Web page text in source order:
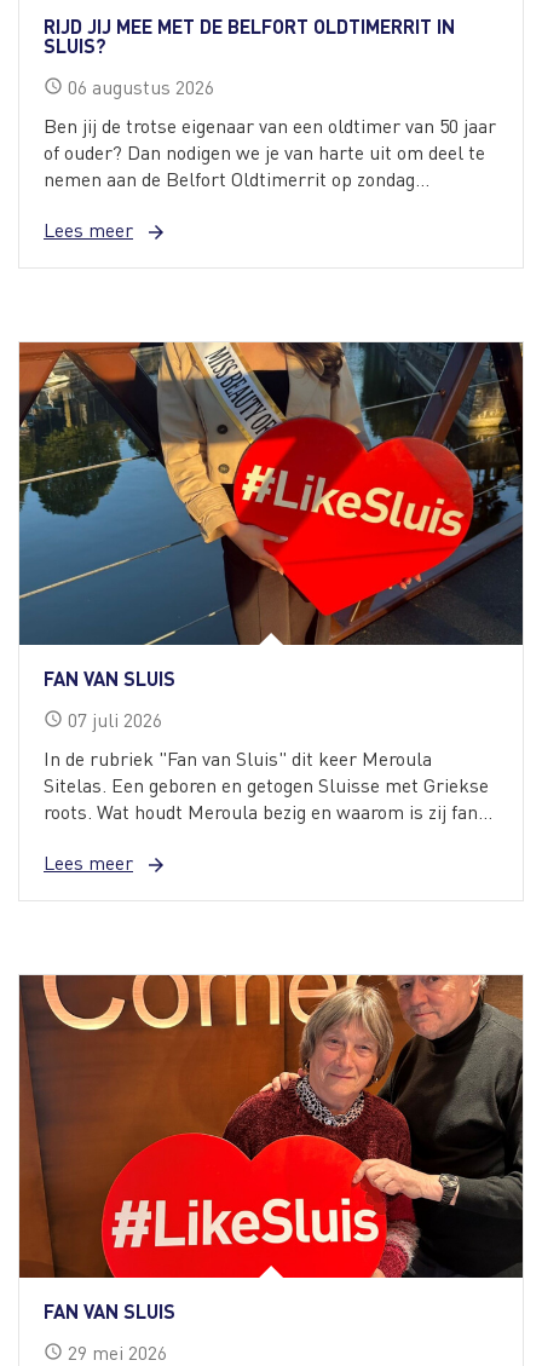
RIJD JIJ MEE MET DE BELFORT OLDTIMERRIT IN
SLUIS?
schedule 06 augustus 2026
Ben jij de trotse eigenaar van een oldtimer van 50 jaar
of ouder? Dan nodigen we je van harte uit om deel te
nemen aan de Belfort Oldtimerrit op zondag...
Lees meer
arrow_forward
FAN VAN SLUIS
schedule 07 juli 2026
In de rubriek "Fan van Sluis" dit keer Meroula
Sitelas. Een geboren en getogen Sluisse met Griekse
roots. Wat houdt Meroula bezig en waarom is zij fan...
Lees meer
arrow_forward
FAN VAN SLUIS
schedule 29 mei 2026